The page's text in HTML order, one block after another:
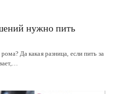
нужно пить
Да какая разница, если пить за